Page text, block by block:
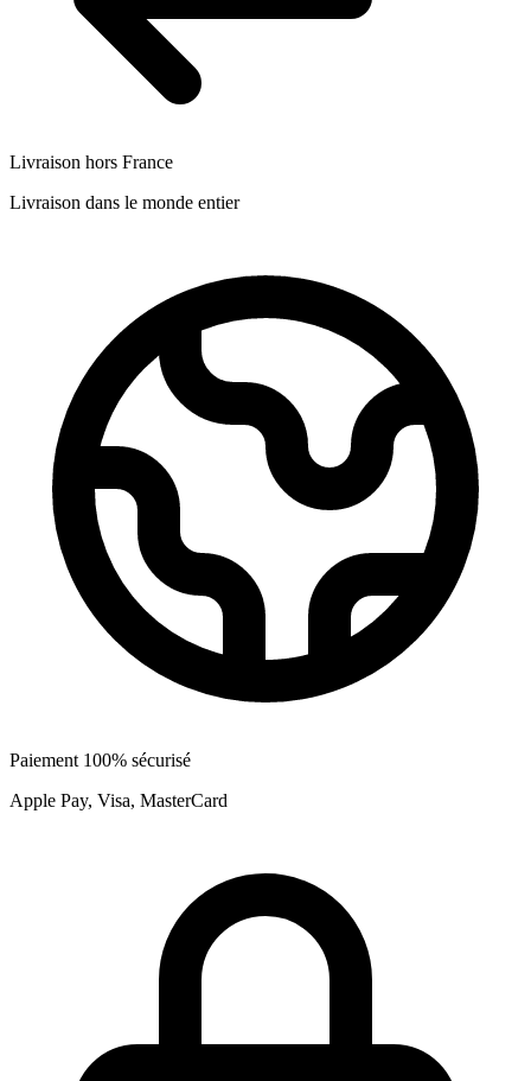
Livraison hors France
Livraison dans le monde entier
Paiement 100% sécurisé
Apple Pay, Visa, MasterCard